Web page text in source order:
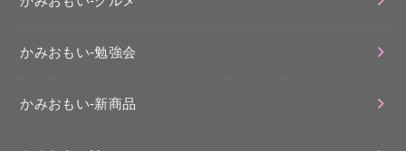
かみおもい-勉強会
かみおもい-新商品